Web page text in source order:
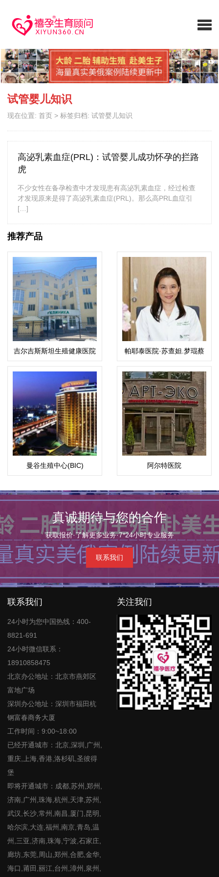
试管婴儿知识
现在位置: 首页 > 标签归档: 试管婴儿知识
高泌乳素血症(PRL)：试管婴儿成功怀孕的拦路
虎
不少女性在备孕检查中才发现患有高泌乳素血症，经过检查
才发现原来是得了高泌乳素血症(PRL)。那么高PRL血症引
[…]
推荐产品
吉尔吉斯斯坦生殖健康医院
帕耶泰医院·苏查妲.梦琨蔡
帕（Suchada）
曼谷生殖中心(BIC) 阿尔特医院
真诚期待与您的合作
获取报价·了解更多业务·7*24小时专业服务
联系我们
联系我们
24小时为您中国热线：400-
8821-691
24小时微信联系：
18910858475
北京办公地址：北京市燕郊区
富地广场
深圳办公地址：深圳市福田杭
钢富春商务大厦
工作时间：9:00~18:00
已经开通城市：北京,深圳,广州,
重庆,上海,香港,洛杉矶,圣彼得
堡
即将开通城市：成都,苏州,郑州,
济南,广州,珠海,杭州,天津,苏州,
武汉,长沙,常州,南昌,厦门,昆明,
哈尔滨,大连,福州,南京,青岛,温
州,三亚,济南,珠海,宁波,石家庄,
廊坊,东莞,周山,郑州,合肥,金华,
海口,莆田,丽江,台州,漳州,泉州,
关注我们